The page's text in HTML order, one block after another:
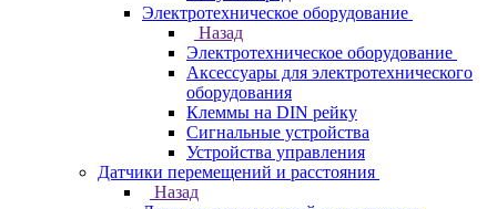
Электротехническое оборудование
Назад
Электротехническое оборудование
Аксессуары для электротехнического
оборудования
Клеммы на DIN рейку
Сигнальные устройства
Устройства управления
Датчики перемещений и расстояния
Назад